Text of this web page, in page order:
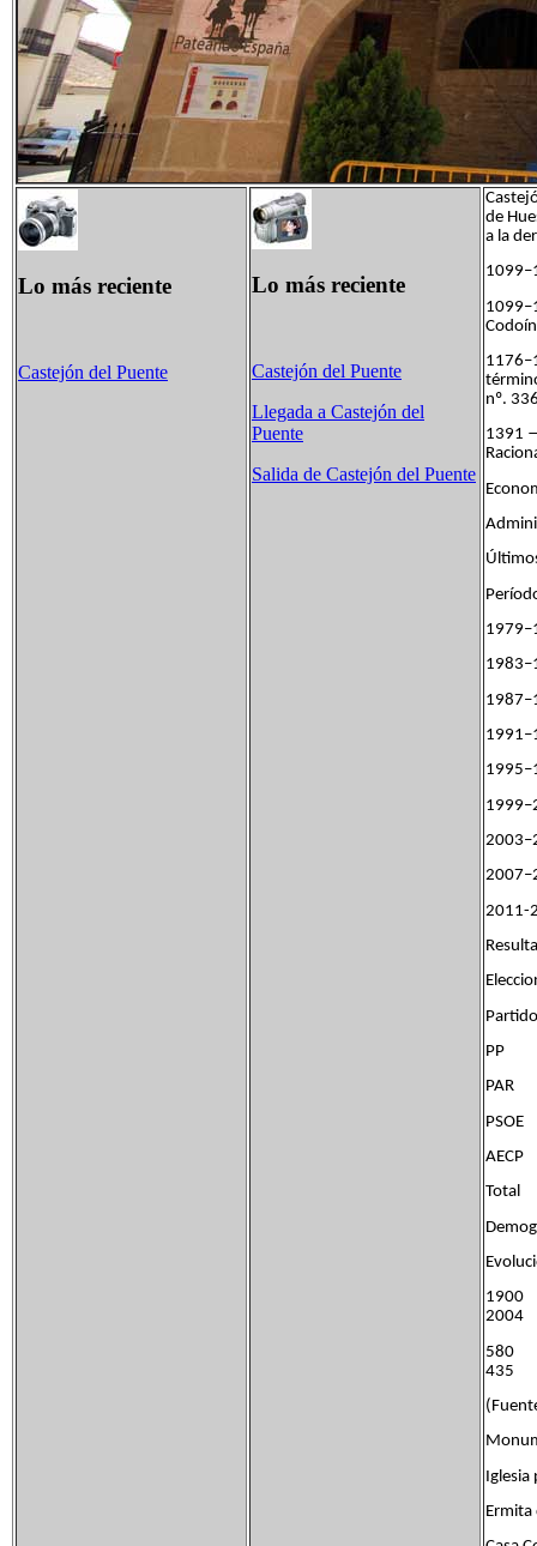
Lo más reciente
Castejón del Puente
Lo más reciente
Castejón del Puente
Llegada a Castejón del
Puente
Salida de Castejón del Puente
de
a la
nº.
1391
2004
435
Iglesia
Ermita